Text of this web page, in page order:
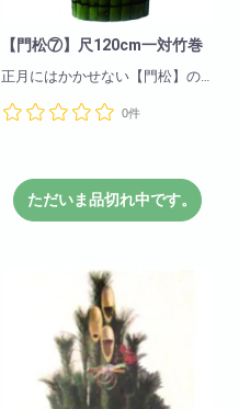
【門松⑦】尺120cm一対竹巻
正月にはかかせない【門松】の
ご注文頂きましたお客様に
受注生産での販売とさせて頂き
0件
ただいま品切れ中です。